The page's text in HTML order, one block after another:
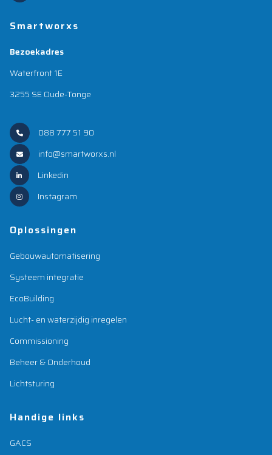
Smartworxs
Bezoekadres
Waterfront 1E
3255 SE Oude-Tonge
088 777 51 90
info@smartworxs.nl
Linkedin
Instagram
Oplossingen
Gebouwautomatisering
Systeem integratie
EcoBuilding
Lucht- en waterzijdig inregelen
Commissioning
Beheer & Onderhoud
Lichtsturing
Handige links
GACS